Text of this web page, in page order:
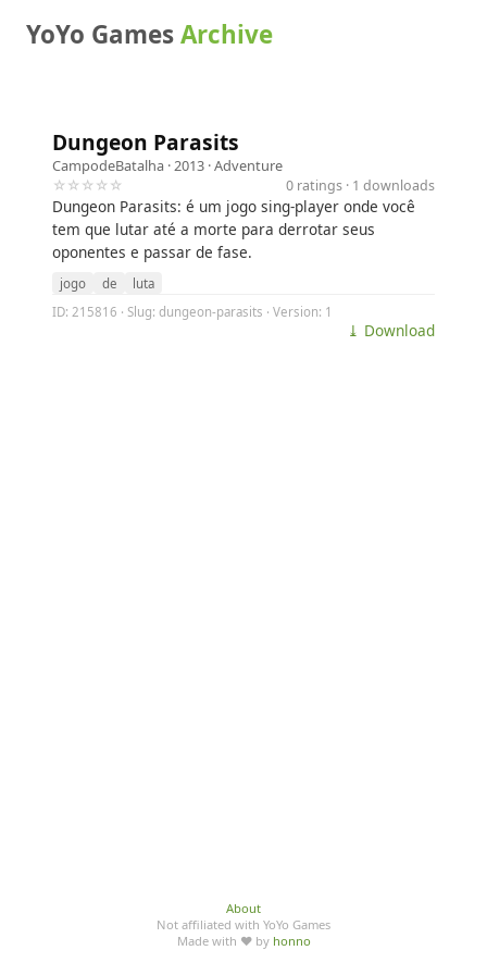
YoYo GamesArchive
Dungeon Parasits
CampodeBatalha · 2013 ·Adventure
☆☆☆☆☆
0 ratings · 1 downloads
Dungeon Parasits: é um jogo sing-player onde você
tem que lutar até a morte para derrotar seus
oponentes e passar de fase.
jogo de
luta
ID: 215816 · Slug: dungeon-parasits · Version: 1
⤓ Download
About
Not affiliated with YoYo Games
Made with ♥ by honno